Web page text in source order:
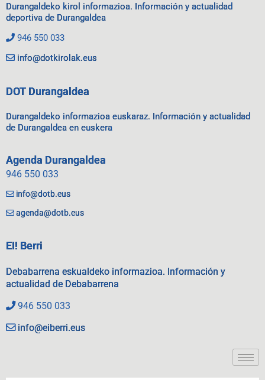
Durangaldeko kirol informazioa. Información y actualidad
deportiva de Durangaldea
946 550 033
info@dotkirolak.eus
DOT Durangaldea
Durangaldeko informazioa euskaraz. Información y actualidad
de Durangaldea en euskera
Agenda Durangaldea
946 550 033
info@dotb.eus
agenda@dotb.eus
EI! Berri
Debabarrena eskualdeko informazioa. Información y
actualidad de Debabarrena
946 550 033
info@eiberri.eus